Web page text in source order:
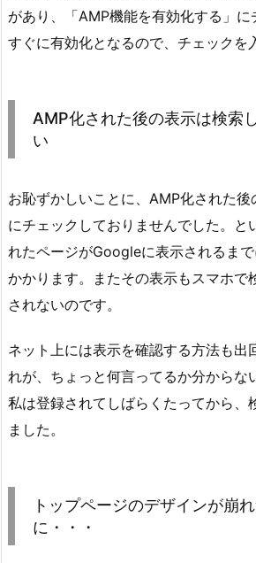
があり、「AMP機能を有効化する」
すぐに有効化となるので、チェックを
AMP化された後の表示は検索
い
お恥ずかしいことに、AMP化された
にチェックしておりませんでした。と
れたページがGoogleに表示されるま
かかります。またその表示もスマホで
されないのです。
ネット上には表示を確認する方法も出
れが、ちょっと何言ってるか分からな
私は登録されてしばらくたってから、
ました。
トップページのデザインが崩
に・・・